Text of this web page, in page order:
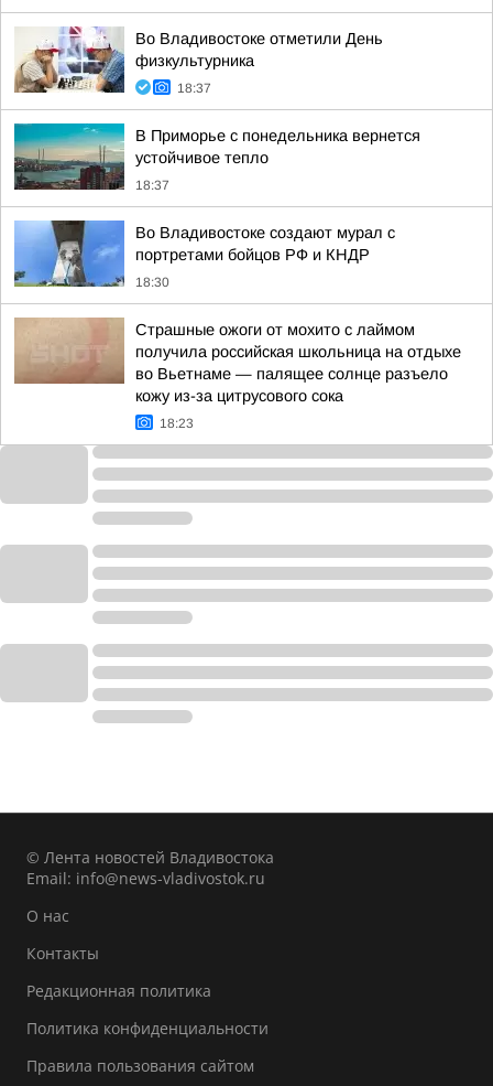
Во Владивостоке отметили День
физкультурника
18:37
В Приморье с понедельника вернется
устойчивое тепло
18:37
Во Владивостоке создают мурал с
портретами бойцов РФ и КНДР
18:30
Страшные ожоги от мохито с лаймом
получила российская школьница на отдыхе
во Вьетнаме — палящее солнце разъело
кожу из-за цитрусового сока
18:23
© Лента новостей Владивостока
Email: info@news-vladivostok.ru
О нас
Контакты
Редакционная политика
Политика конфиденциальности
Правила пользования сайтом